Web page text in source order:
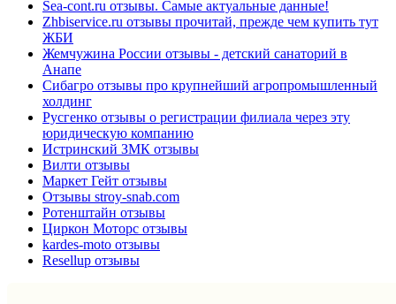
Sea-cont.ru отзывы. Самые актуальные данные!
Zhbiservice.ru отзывы прочитай, прежде чем купить тут
ЖБИ
Жемчужина России отзывы - детский санаторий в
Анапе
Сибагро отзывы про крупнейший агропромышленный
холдинг
Русгенко отзывы о регистрации филиала через эту
юридическую компанию
Истринский ЗМК отзывы
Вилти отзывы
Маркет Гейт отзывы
Отзывы stroy-snab.com
Ротенштайн отзывы
Циркон Моторс отзывы
kardes-moto отзывы
Resellup отзывы